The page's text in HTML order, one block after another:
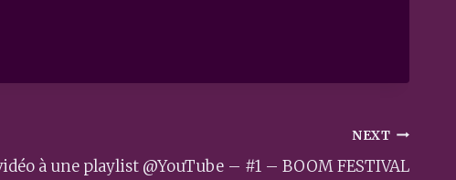
NEXT
à une playlist @YouTube – #1 – BOOM FESTIVAL